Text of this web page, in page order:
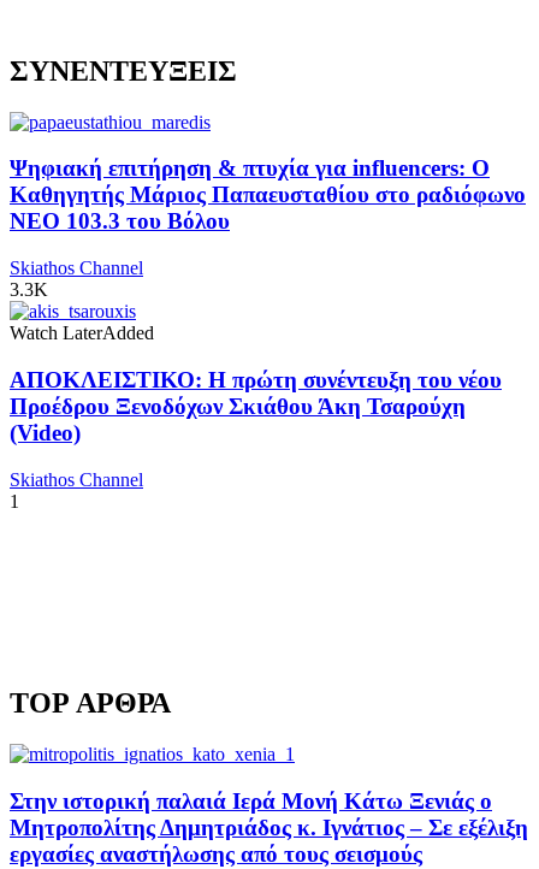
ΣΥΝΕΝΤΕΥΞΕΙΣ
Ψηφιακή επιτήρηση & πτυχία για influencers: Ο
Καθηγητής Μάριος Παπαευσταθίου στο ραδιόφωνο
NEO 103.3 του Βόλου
Skiathos Channel
3.3K
Watch LaterAdded
ΑΠΟΚΛΕΙΣΤΙΚΟ: Η πρώτη συνέντευξη του νέου
Προέδρου Ξενοδόχων Σκιάθου Άκη Τσαρούχη
(Video)
Skiathos Channel
1
TOP ΑΡΘΡΑ
Στην ιστορική παλαιά Ιερά Μονή Κάτω Ξενιάς ο
Μητροπολίτης Δημητριάδος κ. Ιγνάτιος – Σε εξέλιξη
εργασίες αναστήλωσης από τους σεισμούς